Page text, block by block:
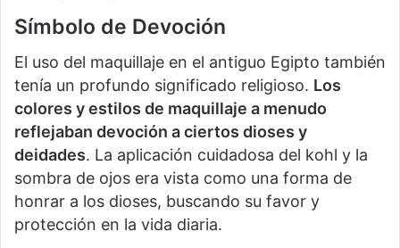
Símbolo de Devoción
El uso del maquillaje en el antiguo Egipto también
tenía un profundo significado religioso. Los
colores y estilos de maquillaje a menudo
reflejaban devoción a ciertos dioses y
deidades. La aplicación cuidadosa del kohl y la
sombra de ojos era vista como una forma de
honrar a los dioses, buscando su favor y
protección en la vida diaria.